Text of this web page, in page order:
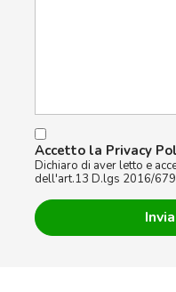
Accetto la Privacy
Dichiaro di aver letto e
dell'art.13 D.lgs 2016/